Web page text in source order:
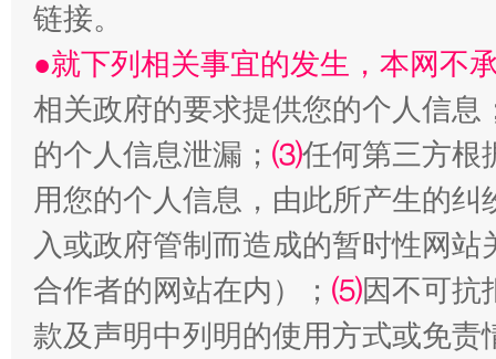
站台名比不上好声名
链接。
●就下列相关事宜的发生，本网不
相关政府的要求提供您的个人信息
的个人信息泄漏； ⑶任何第三方根
用您的个人信息，由此所产生的纠
入或政府管制而造成的暂时性网
合作者的网站在内）； ⑸因不可抗
款及声明中列明的使用方式或免责